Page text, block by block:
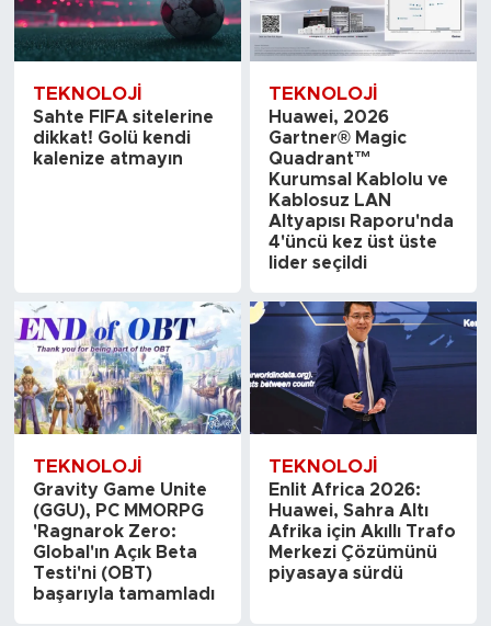
TEKNOLOJI
Sahte FIFA sitelerine
dikkat! Golü kendi
kalenize atmayın
TEKNOLOJI
Huawei, 2026
Gartner® Magic
Quadrant™
Kurumsal Kablolu ve
Kablosuz LAN
Altyapısı Raporu'nda
4'üncü kez üst üste
lider seçildi
TEKNOLOJI
Gravity Game Unite
(GGU), PC MMORPG
'Ragnarok Zero:
Global'ın Açık Beta
Testi'ni (OBT)
başarıyla tamamladı
TEKNOLOJI
Enlit Africa 2026:
Huawei, Sahra Altı
Afrika için Akıllı Trafo
Merkezi Çözümünü
piyasaya sürdü